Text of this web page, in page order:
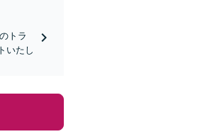
トラ
いたし